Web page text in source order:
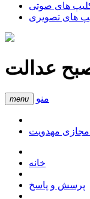
های صوتی
های تصویری
عدالت
menu منو
مهدویت
خانه
پرسش و پاسخ